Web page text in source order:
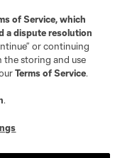
of Service, which
a dispute resolution
or continuing
the storing and use
Terms of Service.
.